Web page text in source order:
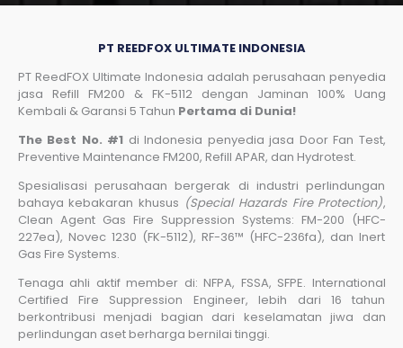
PT REEDFOX ULTIMATE INDONESIA
PT ReedFOX Ultimate Indonesia adalah perusahaan penyedia
jasa Refill FM200 & FK-5112 dengan Jaminan 100% Uang
Kembali & Garansi 5 Tahun Pertama di Dunia!
The Best No. #1 di Indonesia penyedia jasa Door Fan Test,
Preventive Maintenance FM200, Refill APAR, dan Hydrotest.
Spesialisasi perusahaan bergerak di industri perlindungan
bahaya kebakaran khusus (Special Hazards Fire Protection),
Clean Agent Gas Fire Suppression Systems: FM-200 (HFC-
227ea), Novec 1230 (FK-5112), RF-36™ (HFC-236fa), dan Inert
Gas Fire Systems.
Tenaga ahli aktif member di: NFPA, FSSA, SFPE. International
Certified Fire Suppression Engineer, lebih dari 16 tahun
berkontribusi menjadi bagian dari keselamatan jiwa dan
perlindungan aset berharga bernilai tinggi.